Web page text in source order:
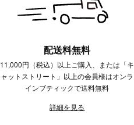
配送料無料
11,000円（税込）以上ご購入、または「キ
ャットストリート」以上の会員様はオンラ
インブティックで送料無料
詳細を見る